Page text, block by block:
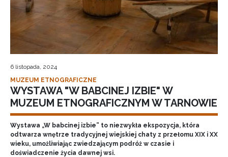
6 listopada, 2024
MUZEUM ETNOGRAFICZNE
WYSTAWA "W BABCINEJ IZBIE" W
MUZEUM ETNOGRAFICZNYM W TARNOWIE
Wystawa „W babcinej izbie” to niezwykła ekspozycja, która
odtwarza wnętrze tradycyjnej wiejskiej chaty z przełomu XIX i XX
wieku, umożliwiając zwiedzającym podróż w czasie i
doświadczenie życia dawnej wsi.